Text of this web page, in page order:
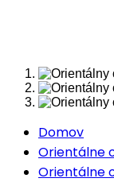
Domov
Orientálne
Orientálne